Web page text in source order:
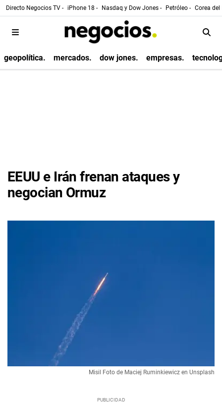
Directo Negocios TV - iPhone 18 - Nasdaq y Dow Jones - Petróleo - Corea
geopolítica. mercados. dow jones. empresas.
EEUU e Irán frenan ataques y
negocian Ormuz
Misil Foto de Maciej Ruminkiewicz en Unsplash